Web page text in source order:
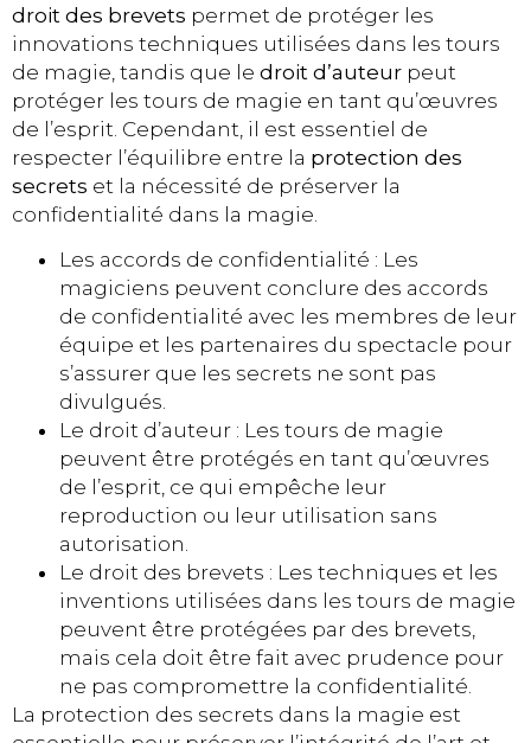
droit des brevets permet de protéger les
innovations techniques utilisées dans les tours
de magie, tandis que le droit d’auteur peut
protéger les tours de magie en tant qu’œuvres
de l’esprit. Cependant, il est essentiel de
respecter l’équilibre entre la protection des
secrets et la nécessité de préserver la
confidentialité dans la magie.
Les accords de confidentialité : Les
magiciens peuvent conclure des accords
de confidentialité avec les membres de leur
équipe et les partenaires du spectacle pour
s’assurer que les secrets ne sont pas
divulgués.
Le droit d’auteur : Les tours de magie
peuvent être protégés en tant qu’œuvres
de l’esprit, ce qui empêche leur
reproduction ou leur utilisation sans
autorisation.
Le droit des brevets : Les techniques et les
inventions utilisées dans les tours de magie
peuvent être protégées par des brevets,
mais cela doit être fait avec prudence pour
ne pas compromettre la confidentialité.
La protection des secrets dans la magie est